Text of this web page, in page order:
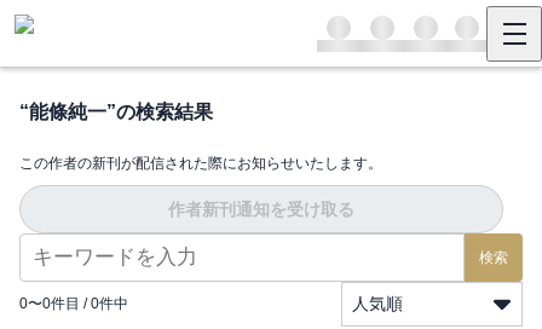
“能條純一”の検索結果
この作者の新刊が配信された際にお知らせいたします。
作者新刊通知を受け取る
検索
0〜0件目 / 0件中 人気順